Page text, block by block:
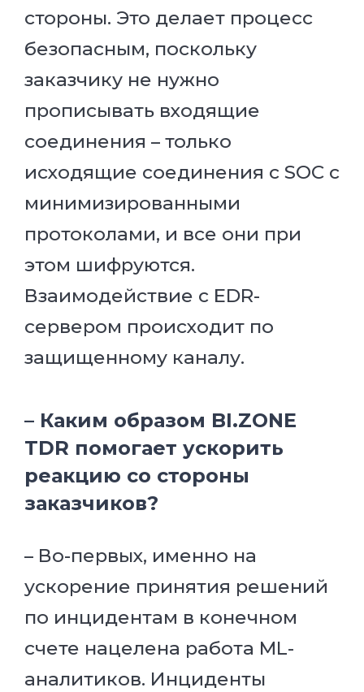
стороны. Это делает процесс
безопасным, поскольку
заказчику не нужно
прописывать входящие
соединения – только
исходящие соединения с SOC с
минимизированными
протоколами, и все они при
этом шифруются.
Взаимодействие с EDR-
сервером происходит по
защищенному каналу.
– Каким образом BI.ZONE
TDR помогает ускорить
реакцию со стороны
заказчиков?
– Во-первых, именно на
ускорение принятия решений
по инцидентам в конечном
счете нацелена работа ML-
аналитиков. Инциденты